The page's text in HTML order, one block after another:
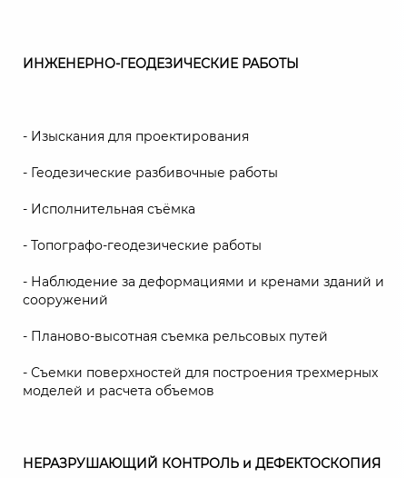
ИНЖЕНЕРНО-ГЕОДЕЗИЧЕСКИЕ РАБОТЫ
- Изыскания для проектирования
- Геодезические разбивочные работы
- Исполнительная съёмка
- Топографо-геодезические работы
- Наблюдение за деформациями и кренами зданий и
сооружений
- Планово-высотная съемка рельсовых путей
- Съемки поверхностей для построения трехмерных
моделей и расчета объемов
НЕРАЗРУШАЮЩИЙ КОНТРОЛЬ и ДЕФЕКТОСКОПИЯ